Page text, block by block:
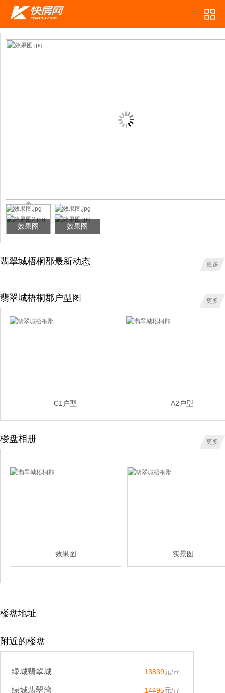
效果图 效果图
翡翠城梧桐郡最新动态 更多
翡翠城梧桐郡户型图 更多
C1户型 A2户型
楼盘相册 更多
效果图 实景图
楼盘地址
附近的楼盘
绿城翡翠城 13839元/㎡
绿城翡翠湾 14495元/㎡